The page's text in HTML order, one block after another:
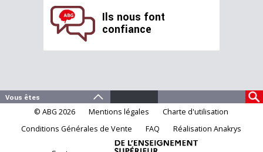
Ils nous font
confiance
© ABG 2026 Mentions légales
Charte d'utilisation
Conditions Générales de Vente
FAQ Réalisation Anakrys